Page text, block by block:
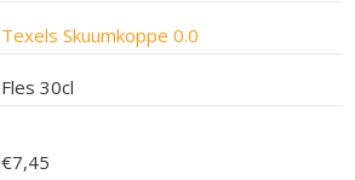
Texels Skuumkoppe 0.0
Fles 30cl
€7,45